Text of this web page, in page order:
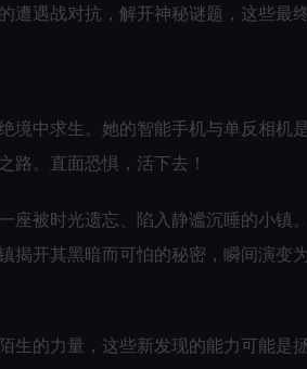
遇战对抗，解开神秘谜题，这些最
境中求生。她的智能手机与单反相机
路。直面恐惧，活下去！
座被时光遗忘、陷入静谧沉睡的小镇
揭开其黑暗而可怕的秘密，瞬间演
生的力量，这些新发现的能力可能是